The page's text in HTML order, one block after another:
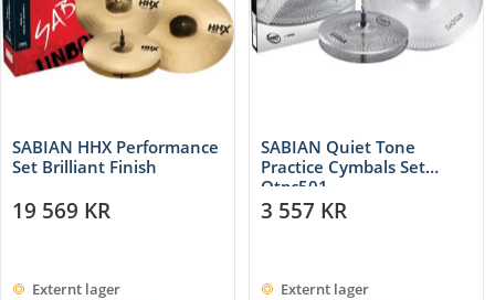
SABIAN HHX Performance
Set Brilliant Finish
19 569 KR
Externt lager
SABIAN Quiet Tone
Practice Cymbals Set
Qtpc501
3 557 KR
Externt lager